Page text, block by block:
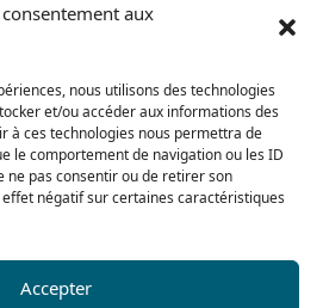
aux
nous utilisons des technologies
et/ou accéder aux informations des
à ces technologies nous permettra de
le comportement de navigation ou les ID
ne pas consentir ou de retirer son
négatif sur certaines caractéristiques
Accepter
de venta
a 17h20
a 16h